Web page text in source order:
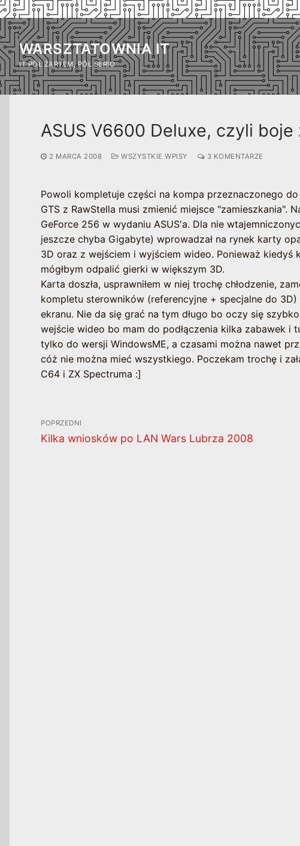
Przejdź
do
treściWARSZTATOWNIA IT
IT PÓŁ ŻARTEM, PÓŁ SERIO
ASUS V6600 Deluxe, czyli
2 MARCA 2008 WSZYSTKIE WPISY 3 KOMENTARZE
Powoli kompletuje części na kompa przeznaczonego
GTS z RawStella musi zmienić miejsce "zamieszkania".
GeForce 256 w wydaniu ASUS'a. Dla nie
jeszcze chyba Gigabyte) wprowadzał na rynek karty
3D oraz z wejściem i wyjściem wideo. Ponieważ kiedyś
mógłbym odpalić gierki w większym 3D.
Karta doszła, usprawniłem w niej trochę chłodzenie,
kompletu sterowników (referencyjne + specjalne do
ekranu. Nie da się grać na tym długo bo oczy się
wejście wideo bo mam do podłączenia kilka zabawek i
tylko do wersji WindowsME, a czasami można nawet
cóż nie można mieć wszystkiego. Poczekam trochę i
C64 i ZX Spectruma :]
Nawigacja
wpisu
POPRZEDNI
Poprzedni
Kilka wniosków po LAN Wars Lubrza 2008